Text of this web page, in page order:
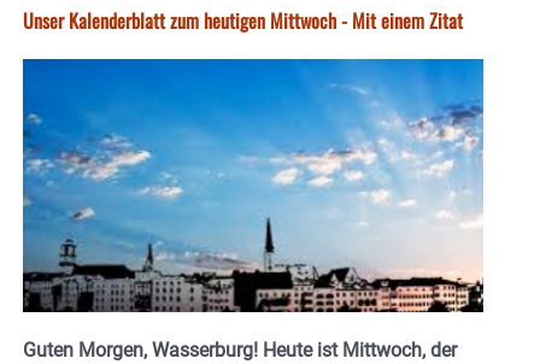
Unser Kalenderblatt zum heutigen Mittwoch - Mit einem Zitat
Guten Morgen, Wasserburg! Heute ist Mittwoch, der